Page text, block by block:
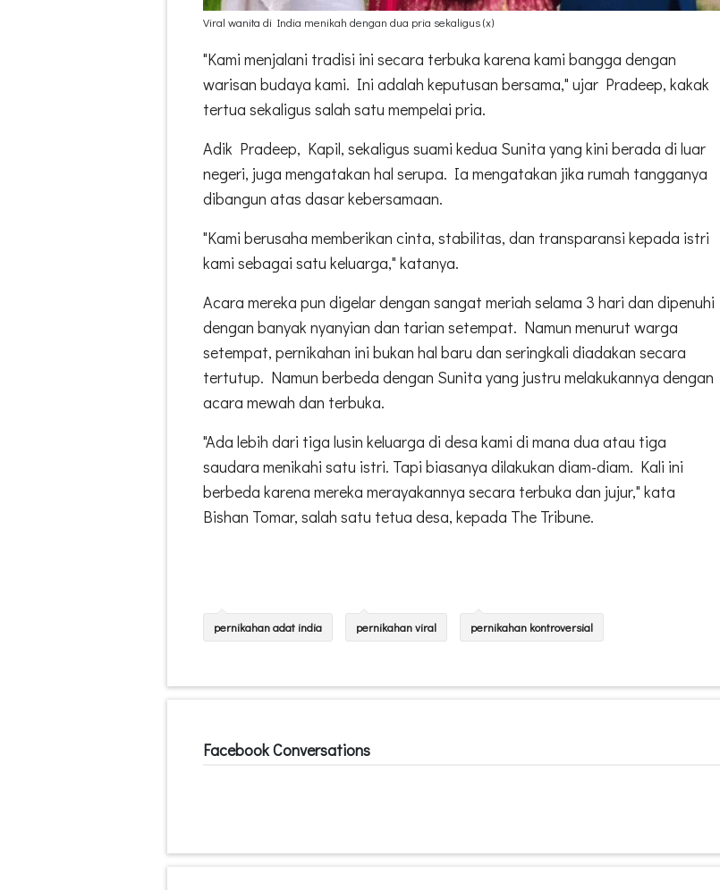
Viral wanita di India menikah dengan dua pria sekaligus (x)
"Kami menjalani tradisi ini secara terbuka karena kami bangga dengan
warisan budaya kami. Ini adalah keputusan bersama," ujar Pradeep, kakak
tertua sekaligus salah satu mempelai pria.
Adik Pradeep, Kapil, sekaligus suami kedua Sunita yang kini berada di luar
negeri, juga mengatakan hal serupa. Ia mengatakan jika rumah tangganya
dibangun atas dasar kebersamaan.
"Kami berusaha memberikan cinta, stabilitas, dan transparansi kepada istri
kami sebagai satu keluarga," katanya.
Acara mereka pun digelar dengan sangat meriah selama 3 hari dan dipenuhi
dengan banyak nyanyian dan tarian setempat. Namun menurut warga
setempat, pernikahan ini bukan hal baru dan seringkali diadakan secara
tertutup. Namun berbeda dengan Sunita yang justru melakukannya dengan
acara mewah dan terbuka.
"Ada lebih dari tiga lusin keluarga di desa kami di mana dua atau tiga
saudara menikahi satu istri. Tapi biasanya dilakukan diam-diam. Kali ini
berbeda karena mereka merayakannya secara terbuka dan jujur," kata
Bishan Tomar, salah satu tetua desa, kepada The Tribune.
pernikahan adat india pernikahan viral pernikahan kontroversial
Facebook Conversations